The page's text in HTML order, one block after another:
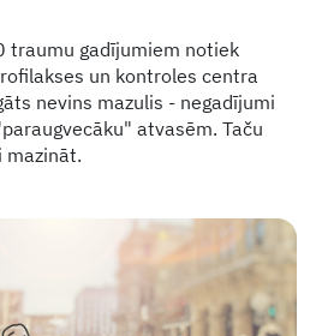
traumu gadījumiem notiek
un kontroles centra
nevins mazulis - negadījumi
atvasēm. Taču
mazināt.